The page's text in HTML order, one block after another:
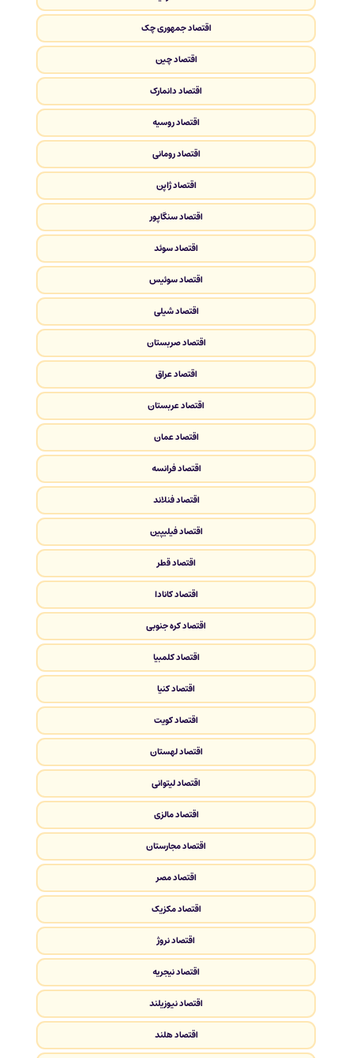
اقتصاد جمهوری چک
اقتصاد چین
اقتصاد دانمارک
اقتصاد روسیه
اقتصاد رومانی
اقتصاد ژاپن
اقتصاد سنگاپور
اقتصاد سوئد
اقتصاد سوئیس
اقتصاد شیلی
اقتصاد صربستان
اقتصاد عراق
اقتصاد عربستان
اقتصاد عمان
اقتصاد فرانسه
اقتصاد فنلاند
اقتصاد فیلیپین
اقتصاد قطر
اقتصاد کانادا
اقتصاد کره جنوبی
اقتصاد کلمبیا
اقتصاد کنیا
اقتصاد کویت
اقتصاد لهستان
اقتصاد لیتوانی
اقتصاد مالزی
اقتصاد مجارستان
اقتصاد مصر
اقتصاد مکزیک
اقتصاد نروژ
اقتصاد نیجریه
اقتصاد نیوزیلند
اقتصاد هلند